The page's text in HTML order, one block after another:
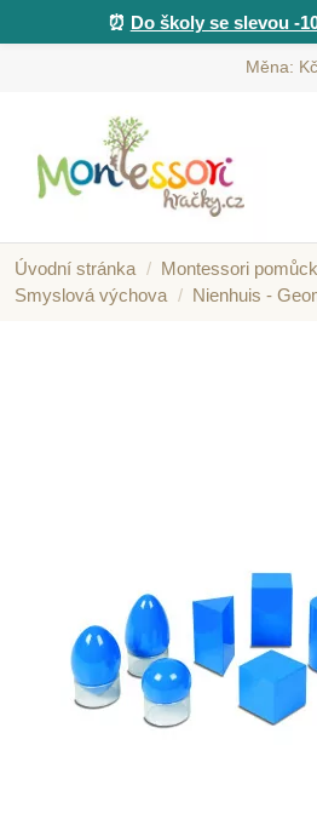
⏰ Do školy se slevou -
Měna: Kč
Úvodní stránka Montessori
Smyslová výchova
Nienhuis -